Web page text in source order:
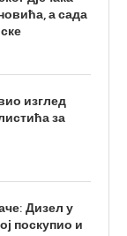
а сада
изглед
за
Дизел у
поскупио и